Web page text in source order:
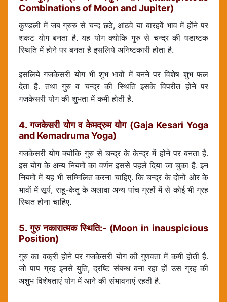
Combinations of Moon and Jupiter)
कुण्डली में जब ग्रुरु से चन्द छठे, आंठवे या बारहवें भाव में होंने पर
शकट योग बनता है. यह योग क्योकि गुरु से चन्द्र की षडाष्टक
स्थिति में होने पर बनता है इसलिये अनिष्टकारी होता है.
इसलिये गजकेसरी योग भी शुभ भावों में बनने पर विशेष शुभ फल
देता है. तथा गुरु व चन्द्र की स्थिति इसके विपरीत होने पर
गजकेसरी योग की शुभता में कमी होती है.
4. गजकेसरी योग व केमद्रुम योग (Gaja Kesari Yoga
and Kemadruma Yoga)
गजकेसरी योग क्योकि गुरु से चन्द्र के केन्द्र में होने पर बनता है.
इस योग के अन्य नियमों का वर्णन इससे पहले दिया जा चुका है. इन
नियमों में यह भी सम्मिलित करना चाहिए. कि चन्द्र के दोनों ओर के
भावों में सूर्य, राहू-केतु के अलावा अन्य पांच ग्रहों में से कोई भी ग्रह
स्थित होना चाहिए.
5. गुरु नकारात्मक स्थिति:- (Moon in inauspicious
Position)
गुरु का वक्री होने पर गजकेसरी योग की गुणवता में कमी होती है.
जो पाप ग्रह इनसे युति, द्रष्टि संबन्ध बना रहा हों उस ग्रह की
अशुभ विशेषताएं योग में आने की संभावनाएं रहती है.